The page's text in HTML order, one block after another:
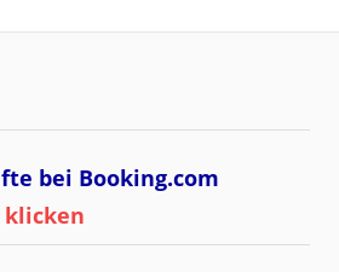
bei Booking.com